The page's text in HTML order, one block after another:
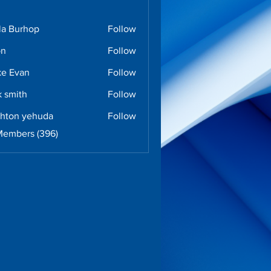
Burhop Follow
Follow
Evan Follow
smith Follow
yehuda
Follow
(396)